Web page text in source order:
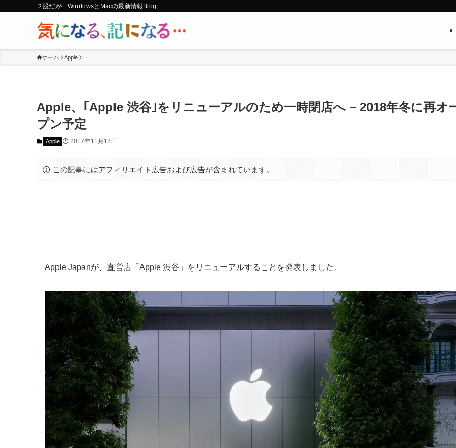
２股だが…WindowsとMacの最新情報Blog
ホーム Apple
Apple、｢Apple 渋谷｣をリニューアルのため一時閉店へ − 2018年冬に再オ
プン予定
Apple 2017年11月12日
この記事にはアフィリエイト広告および広告が含まれています。
Apple Japanが、直営店「Apple 渋谷」をリニューアルすることを発表しました。